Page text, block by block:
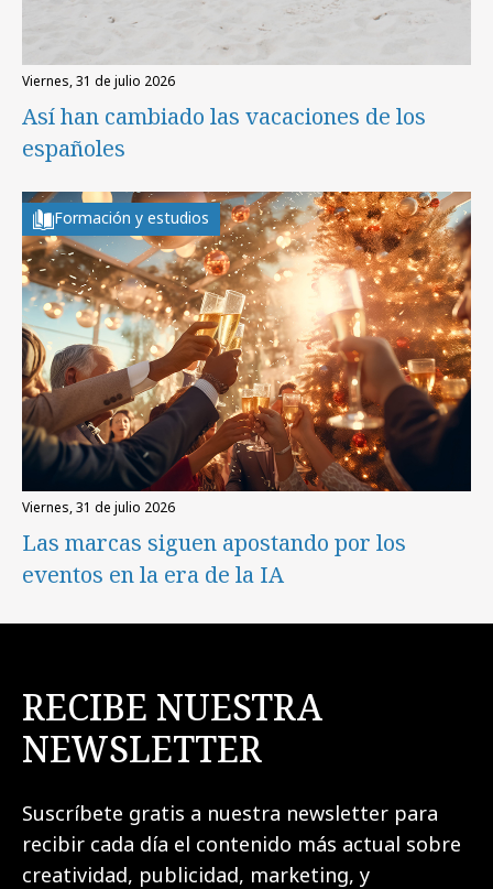
viernes, 31 de julio 2026
Así han cambiado las vacaciones de los
españoles
Formación y estudios
viernes, 31 de julio 2026
Las marcas siguen apostando por los
eventos en la era de la IA
RECIBE NUESTRA
NEWSLETTER
Suscríbete gratis a nuestra newsletter para
recibir cada día el contenido más actual sobre
creatividad, publicidad, marketing, y